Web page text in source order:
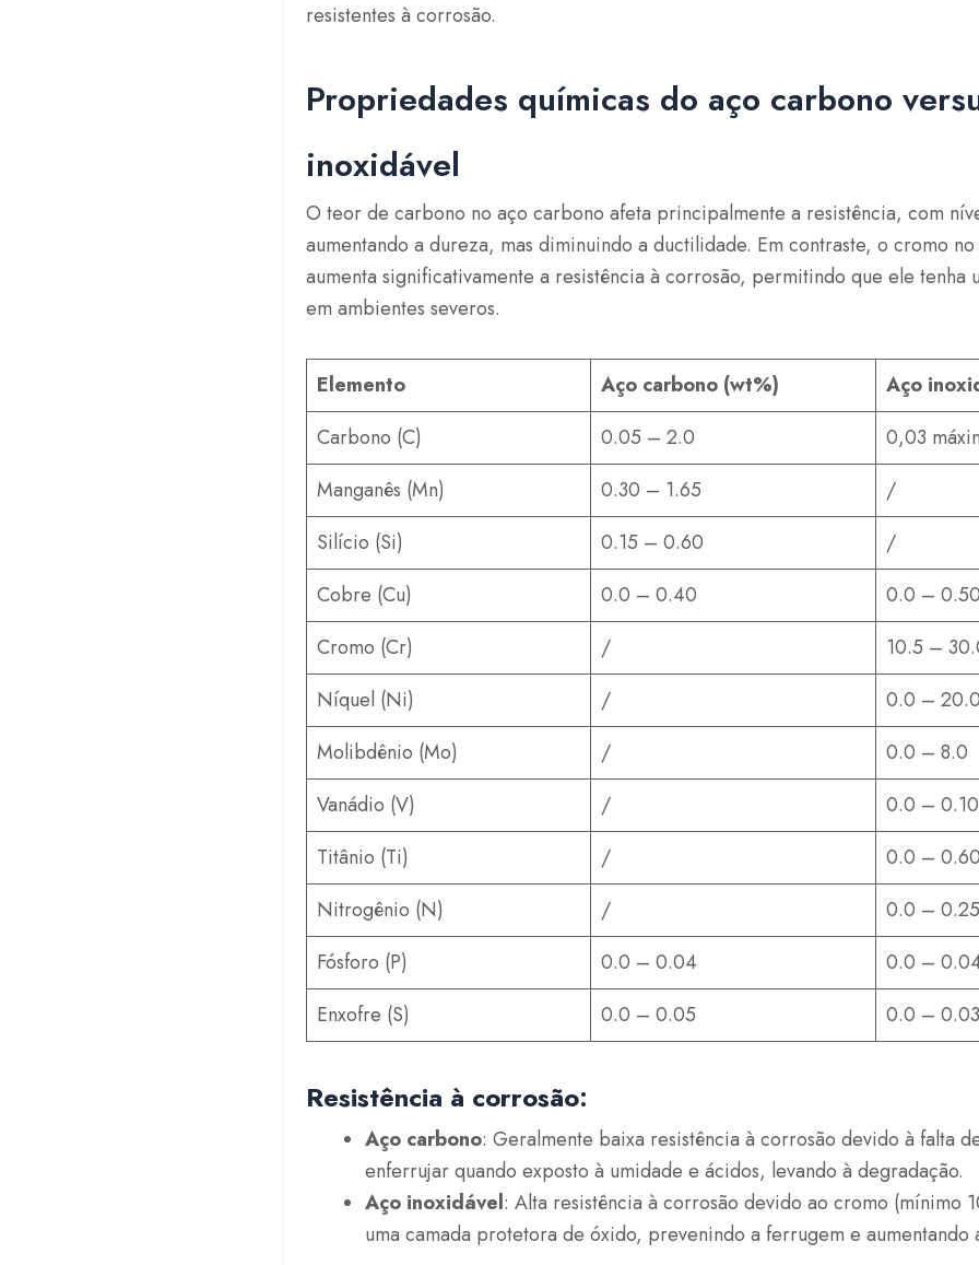
resistentes à corrosão.
Propriedades químicas do aço carbono
inoxidável
O teor de carbono no aço carbono afeta principalmente a resistência, com
aumentando a dureza, mas diminuindo a ductilidade. Em contraste, o cromo
aumenta significativamente a resistência à corrosão, permitindo que ele tenha
em ambientes severos.
Elemento Aço carbono (wt%)
Aço
Carbono (C)
0.05 – 2.0
0,03
Manganês (Mn)
0.30 – 1.65
/
Silício (Si)
0.15 – 0.60
/
Cobre (Cu)
0.0 – 0.40
0.0 – 0.50
Cromo (Cr)
/
10.5 –
Níquel (Ni)
/
0.0 – 20.0
Molibdênio (Mo)
/
0.0 – 8.0
Vanádio (V)
/
0.0 – 0.10
Titânio (Ti)
/
0.0 – 0.60
Nitrogênio (N)
/
0.0 – 0.25
Fósforo (P)
0.0 – 0.04
0.0 –
Enxofre (S)
0.0 – 0.05 0.0 – 0.03
Resistência à corrosão:
Aço carbono: Geralmente baixa resistência à corrosão devido à falta
enferrujar quando exposto à umidade e ácidos, levando à degradação.
Aço inoxidável: Alta resistência à corrosão devido ao cromo (mínimo
uma camada protetora de óxido, prevenindo a ferrugem e aumentando